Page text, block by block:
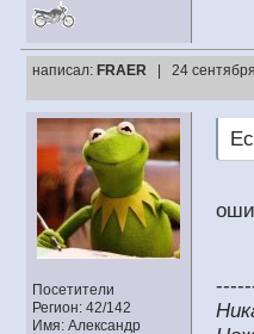
написал: FRAER | 24
Посетители
Регион: 42/142
Имя: Александр